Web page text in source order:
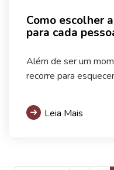
Como escolher
para cada
Além de ser um
recorre para
Leia Mais